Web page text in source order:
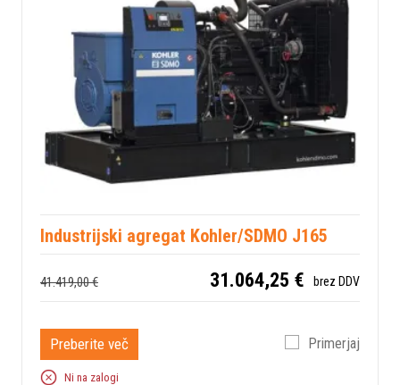
Industrijski agregat Kohler/SDMO J165
41.419,00 € 31.064,25 € brez DDV
Preberite več Primerjaj
Ni na zalogi